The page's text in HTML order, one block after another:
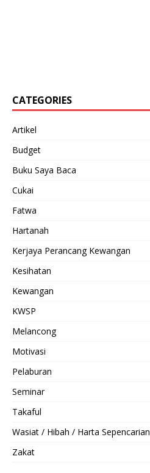
CATEGORIES
Artikel
Budget
Buku Saya Baca
Cukai
Fatwa
Hartanah
Kerjaya Perancang Kewangan
Kesihatan
Kewangan
KWSP
Melancong
Motivasi
Pelaburan
Seminar
Takaful
Wasiat / Hibah / Harta Sepencarian
Zakat